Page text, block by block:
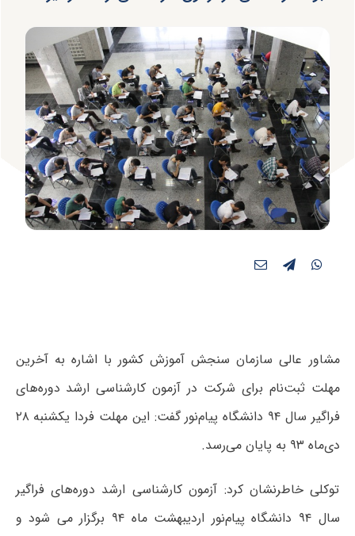
مشاور عالی سازمان سنجش آموزش کشور با اشاره به آخرین
مهلت ثبت‌نام برای شرکت در آزمون کارشناسی ارشد دوره‌های
فراگیر سال ۹۴ دانشگاه پیام‌نور گفت: این مهلت فردا یکشنبه ۲۸
دی‌ماه ۹۳ به پایان می‌رسد.
توکلی خاطرنشان کرد: آزمون کارشناسی ارشد دوره‌های فراگیر
سال ۹۴ دانشگاه پیام‌نور اردیبهشت ماه ۹۴ برگزار می شود و